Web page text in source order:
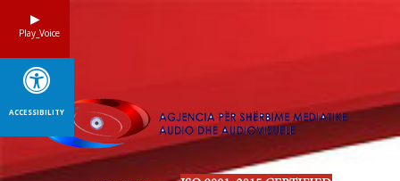
Play_Voice
ACCESSIBILITY